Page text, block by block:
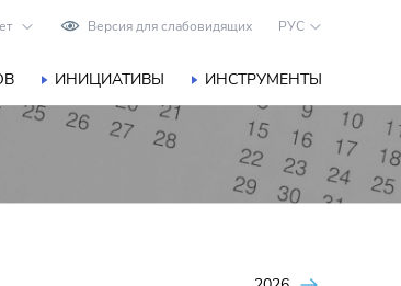
Версия для слабовидящих РУС
ИНИЦИАТИВЫ ИНСТРУМЕНТЫ